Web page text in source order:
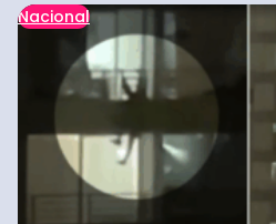
Nacional